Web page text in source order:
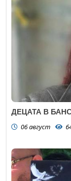
ДЕЦАТА В
06 август